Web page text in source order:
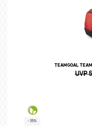
TEAMGOAL
UVP
-35%